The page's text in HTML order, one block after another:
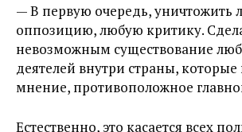
— В первую очередь, уничтожить
оппозицию, любую критику.
невозможным существование
деятелей внутри страны,
мнение, противоположное
Естественно, это касается всех